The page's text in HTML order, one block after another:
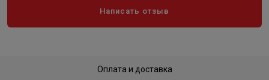
89.000
Длина (глубина) без упаковки 45 см
Написать отзыв
Оплата и доставка